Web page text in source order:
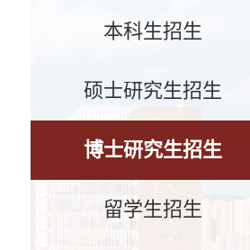
本科生招生
硕士研究生招生
博士研究生招生
留学生招生